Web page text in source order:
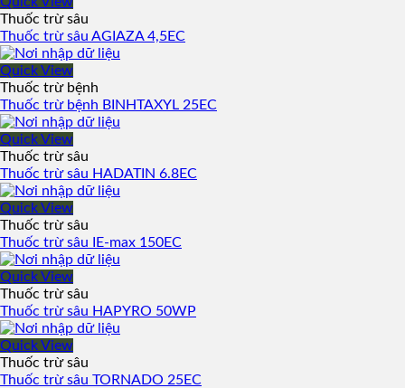
Thuốc trừ sâu
Thuốc trừ sâu AGIAZA 4,5EC
Quick View
Thuốc trừ bệnh
Thuốc trừ bệnh BINHTAXYL 25EC
Quick View
Thuốc trừ sâu
Thuốc trừ sâu HADATIN 6.8EC
Quick View
Thuốc trừ sâu
Thuốc trừ sâu IE-max 150EC
Quick View
Thuốc trừ sâu
Thuốc trừ sâu HAPYRO 50WP
Quick View
Thuốc trừ sâu
Thuốc trừ sâu TORNADO 25EC